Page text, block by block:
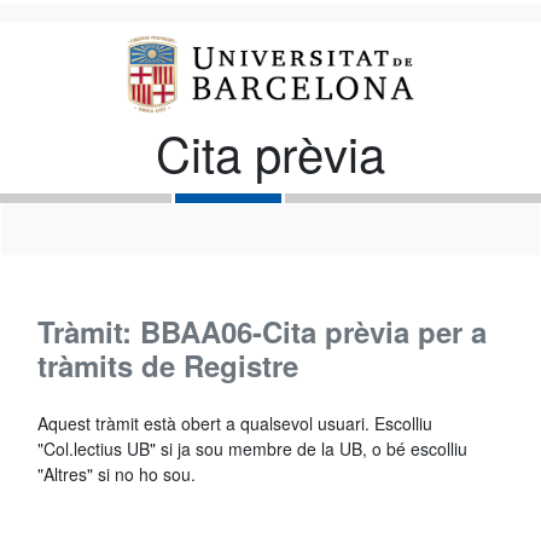
Cita prèvia
Tràmit: BBAA06-Cita prèvia per a
tràmits de Registre
Aquest tràmit està obert a qualsevol usuari. Escolliu
"Col.lectius UB" si ja sou membre de la UB, o bé escolliu
"Altres" si no ho sou.